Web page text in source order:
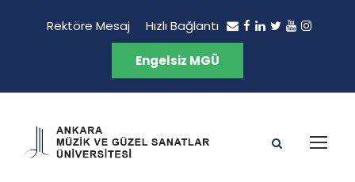
Rektöre Mesaj Hızlı Bağlantı
Engelsiz MGÜ